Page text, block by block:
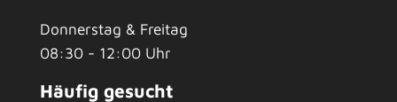
Donnerstag & Freitag
08:30 - 12:00 Uhr
Häufig gesucht